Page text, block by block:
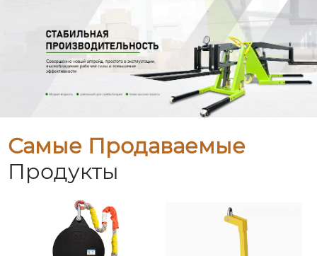
Самые Продаваемые
Продукты